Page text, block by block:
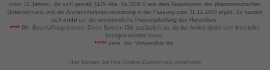
unter 12 Jahren), die sich gemäß §129 Abs. 5a SGB V aus dem Abgabepreis des pharmazeutischen
Unternehmens und der Arzneimittelpreisverordnung in der Fassung zum 31.12.2003 ergibt. Es handelt
sich nicht um die unverbindliche Preisempfehlung des Herstellers.
****BK: Beschaffungskosten. Diese Summe fällt zusätzlich an, da der Artikel direkt vom Hersteller
bezogen werden muss.
*****verw. bis: Verwendbar bis.
Hier können Sie Ihre Cookie-Zustimmung widerrufen